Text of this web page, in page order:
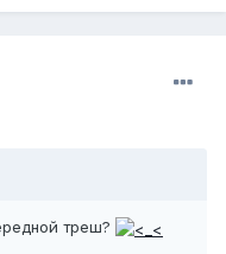
треш?